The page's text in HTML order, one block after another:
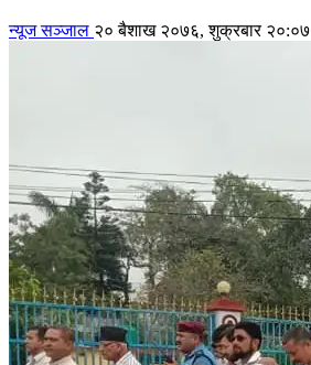
न्यूज सञ्जाल २० बैशाख २०७६, शुक्रबार २०:०७